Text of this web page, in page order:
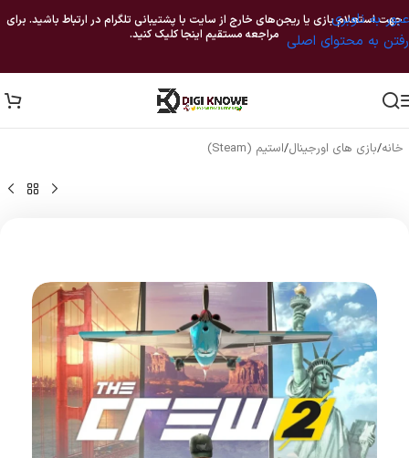
عبور به ناوبری
رفتن به محتوای اصلی
جهت استعلام بازی یا ریجن‌های خارج از سایت با پشتیبانی تلگرام در ارتباط باشید. برای
مراجعه مستقیم اینجا کلیک کنید.
خانه/بازی های اورجینال/استیم (Steam)